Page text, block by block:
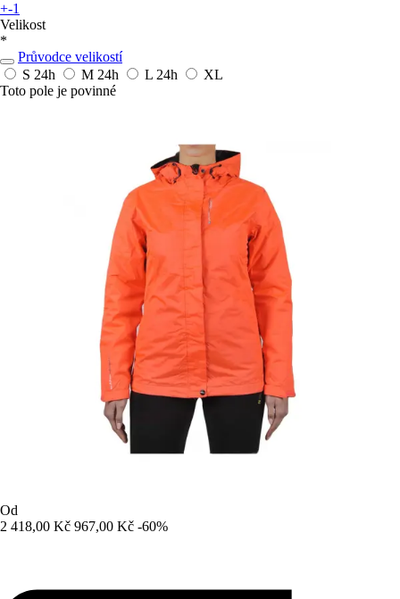
+-1
Velikost
*
Průvodce velikostí
S 24h M 24h L 24h
XL
Toto pole je povinné
Od
2 418,00 Kč 967,00 Kč -60%